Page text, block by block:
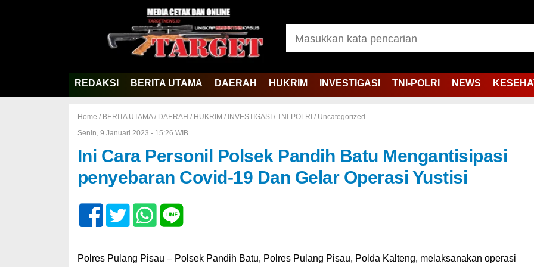
REDAKSI BERITA UTAMA DAERAH HUKRIM INVESTIGASI TNI-POLRI NEWS
Home / BERITA UTAMA/ DAERAH / HUKRIM / INVESTIGASI / TNI-POLRI / Uncategorized
Senin, 9 Januari 2023 - 15:26 WIB
Ini Cara Personil Polsek Pandih Batu Mengantisipasi
penyebaran Covid-19 Dan Gelar Operasi Yustisi
Polres Pulang Pisau – Polsek Pandih Batu, Polres Pulang Pisau, Polda Kalteng, melaksanakan operasi